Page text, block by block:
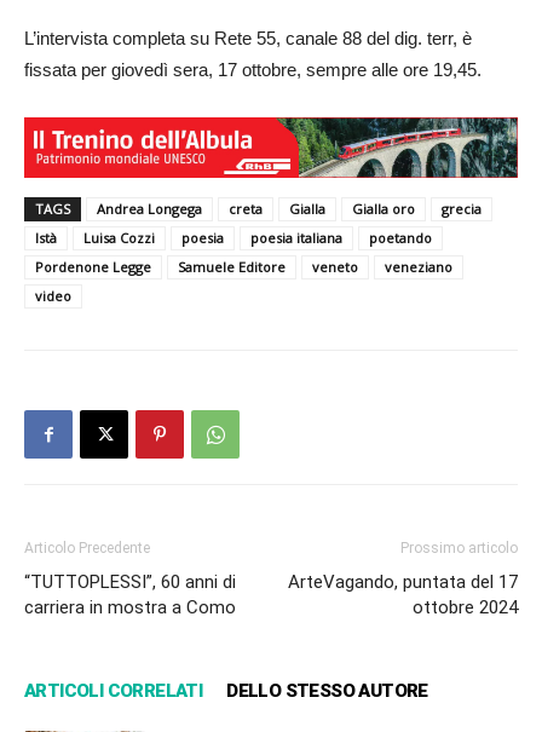
L’intervista completa su Rete 55, canale 88 del dig. terr, è
fissata per giovedì sera, 17 ottobre, sempre alle ore 19,45.
TAGS Andrea Longega creta Gialla Gialla oro
grecia
Istà
Luisa Cozzi poesia poesia italiana
poetando
Pordenone Legge
Samuele Editore veneto
veneziano
video
Articolo Precedente
“TUTTOPLESSI”, 60 anni di
carriera in mostra a Como
Prossimo articolo
ArteVagando, puntata del 17
ottobre 2024
ARTICOLI CORRELATI DELLO STESSO AUTORE